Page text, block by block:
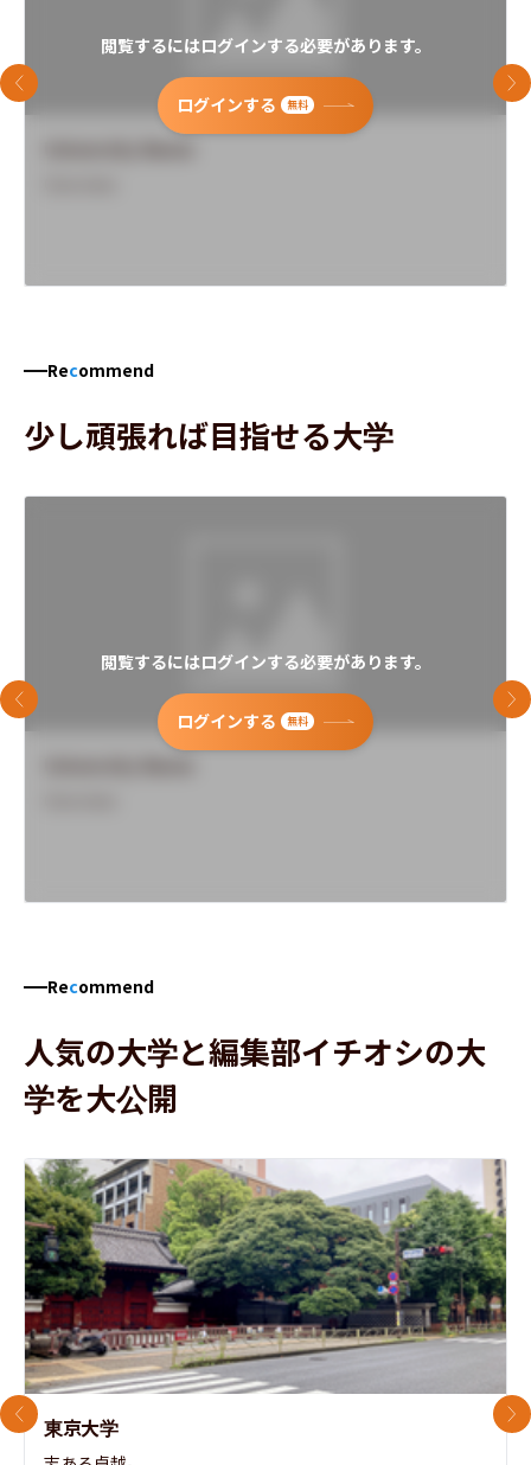
閲覧するにはログインする必要があります。
ログインする 無料
前のスライド 次
Recommend
少し頑張れば目指せる大学
閲覧するにはログインする必要があります。
ログインする 無料
前のスライド 次
Recommend
人気の大学と編集部イチオシの大
学を大公開
東京大学
前のスライド 次